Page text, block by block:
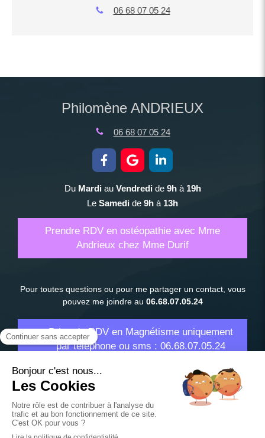
06 68 07 05 24
Philomène ANDRIEUX
06 68 07 05 24
Du Mardiau Vendredide 9hà 19h
Le Samedi de 9h à 13h
Prendre RDV en ostéopathie avec Mme
Andrieux chez Mme Durif
Pour toutes questions ou pour me partager un contact, vous
pouvez me joindre au 06.68.07.05.24
Prise de RDV en Magnétisme uniquement
par téléphone ou sms : 06.68.07.05.24
©2022 Philomène ANDRIEUX - Ostéopathe à Clermont-
Ferrand et alentours - Actuellement à la recherche d'un